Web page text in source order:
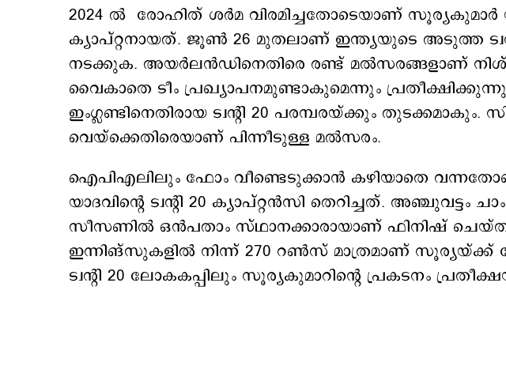
2024 ല്‍ രോഹിത് ശര്‍മ വിരമിച്ചതോടെയാണ് സൂര്യകുമാര്‍
ക്യാപ്റ്റനായത്. ജൂണ്‍ 26 മുതലാണ് ഇന്ത്യയുടെ അടുത്ത
നടക്കുക. അയര്‍ലന്‍ഡിനെതിരെ രണ്ട് മല്‍സരങ്ങളാണ്
വൈകാതെ ടീം പ്രഖ്യാപനമുണ്ടാകുമെന്നും
ഇംഗ്ലണ്ടിനെതിരായ ട്വന്‍റി 20 പരമ്പരയ്ക്കും തുടക്കമാകും.
വെയ്ക്കെതിരെയാണ് പിന്നീടുള്ള മല്‍സരം.
ഐപിഎലിലും ഫോം വീണ്ടെടുക്കാന്‍ കഴിയാതെ
യാദവിന്‍റെ ട്വന്‍റി 20 ക്യാപ്റ്റന്‍സി തെറിച്ചത്. അഞ്ചുവട്ടം
സീസണില്‍ ഒന്‍പതാം സ്ഥാനക്കാരായാണ് ഫിനിഷ്
ഇന്നിങ്സുകളില്‍ നിന്ന് 270 റണ്‍സ് മാത്രമാണ് സൂര്യയ്ക്ക്
ട്വന്‍റി 20 ലോകകപ്പിലും സൂര്യകുമാറിന്‍റെ പ്രകടനം